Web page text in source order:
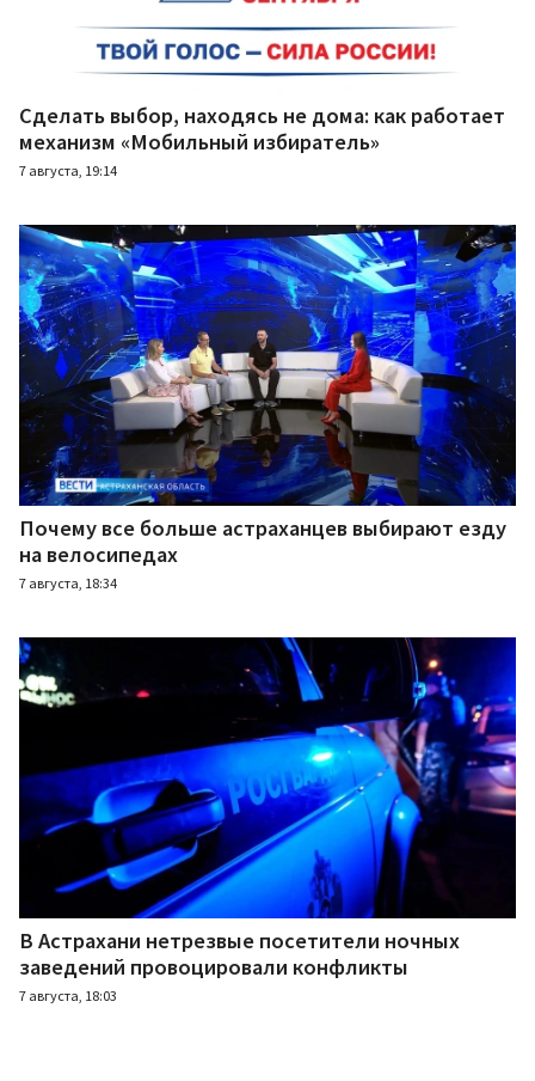
Сделать выбор, находясь не дома: как работает
механизм «Мобильный избиратель»
7 августа, 19:14
Почему все больше астраханцев выбирают езду
на велосипедах
7 августа, 18:34
В Астрахани нетрезвые посетители ночных
заведений провоцировали конфликты
7 августа, 18:03